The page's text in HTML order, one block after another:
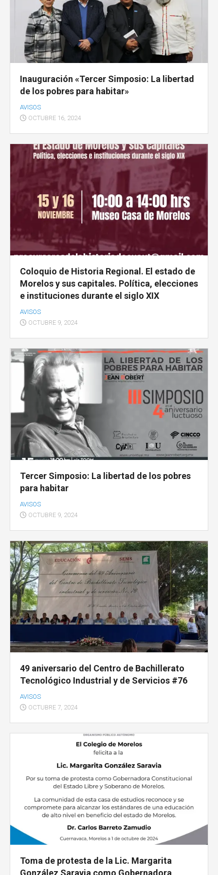
Inauguración «Tercer Simposio: La libertad
de los pobres para habitar»
AVISOS
OCTUBRE 16, 2024
Coloquio de Historia Regional. El estado de
Morelos y sus capitales. Política, elecciones
e instituciones durante el siglo XIX
AVISOS
OCTUBRE 9, 2024
Tercer Simposio: La libertad de los pobres
para habitar
AVISOS
OCTUBRE 9, 2024
49 aniversario del Centro de Bachillerato
Tecnológico Industrial y de Servicios #76
AVISOS
OCTUBRE 7, 2024
Toma de protesta de la Lic. Margarita
González Saravia como Gobernadora